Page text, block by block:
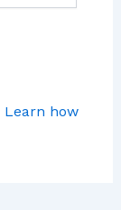
Learn how